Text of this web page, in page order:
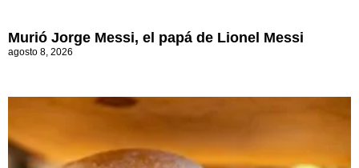
Murió Jorge Messi, el papá de Lionel Messi
agosto 8, 2026